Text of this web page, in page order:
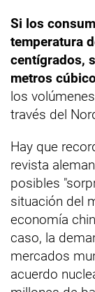
Si los
temperatura
centígrados,
metros
los
través del
Hay que
revista
posibles
situación del
economía
caso, la
mercados
acuerdo